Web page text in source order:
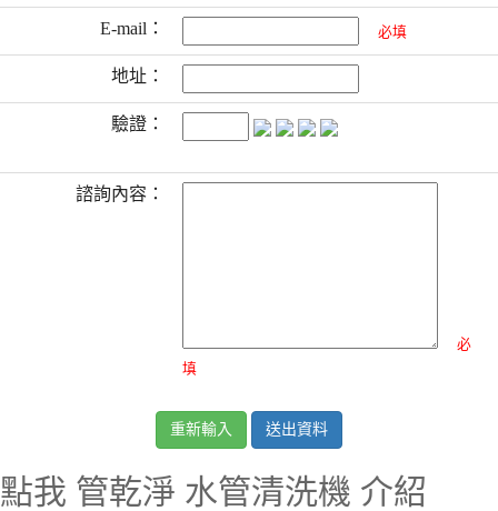
E-mail： 必填
地址：
驗證：
諮詢內容：
必
填
點我 管乾淨 水管清洗機 介紹